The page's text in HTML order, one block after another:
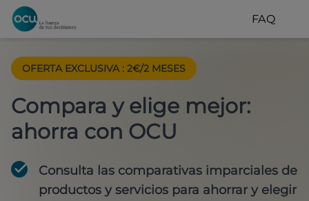
FAQ
OFERTA EXCLUSIVA : 2€/2 MESES
Compara y elige mejor:
ahorra con OCU
Consulta las comparativas imparciales de
productos y servicios para ahorrar y elegir